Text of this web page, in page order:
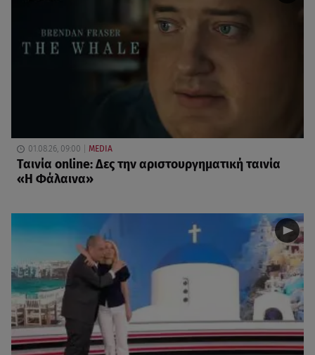
01.08.26, 09:00 MEDIA
Ταινία online: Δες την αριστουργηματική ταινία
«Η Φάλαινα»